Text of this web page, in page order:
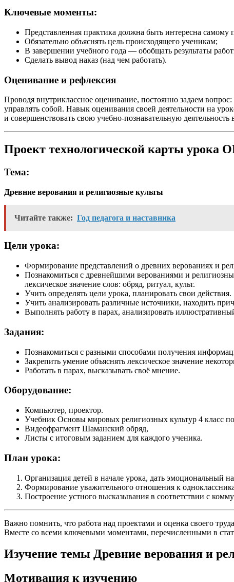
Ключевые моменты:
Представленная практика должна быть интересна самому
Обязательно объяснять цель происходящего ученикам;
В завершении учебного года — обобщать результаты
Сделать вывод наказ (над чем работать).
Оценивание и рефлексия
Проводя внутриклассное оценивание, постоянно задаем
управлять собой. Навык оценивания своей деятельности на
и совершенствовать свою учебно-познавательную
Проект технологической карты
Тема:
Древние верования и религиозные культы
Читайте также: Год педагога и наставника
Цели урока:
Формирование представлений о древних верованиях и
Познакомиться с древнейшими верованиями и
лексическое значение слов: обряд, ритуал, культ.
Учить определять цели урока, планировать свои действия.
Учить анализировать различные источники, находить
Выполнять работу в парах, анализировать
Задания:
Познакомиться с разными способами получения
Закрепить умение объяснять лексическое значение
Работать в парах, высказывать своё мнение.
Оборудование:
Компьютер, проектор.
Учебник Основы мировых религиозных культур 4 класс
Видеофрагмент Шаманский обряд,
Листы с итоговым заданием для каждого ученика.
План урока:
Организация детей в начале урока, дать эмоциональный
Формирование уважительного отношения к
Построение устного высказывания в соответствии с
Важно помнить, что работа над проектами и оценка своего
Вместе со всеми ключевыми моментами, перечисленными в
Изучение темы Древние верования и
Мотивация к изучению